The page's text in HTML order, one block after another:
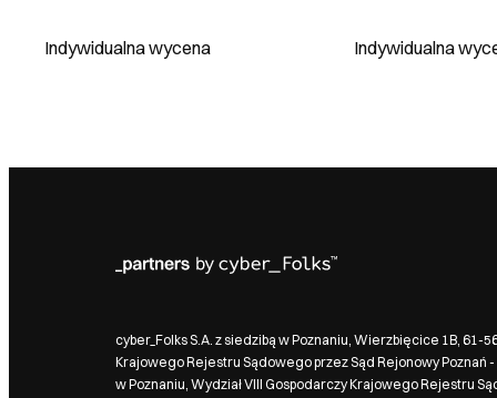
Indywidualna wycena Indywidualna
cyber_Folks S.A. z siedzibą w Poznaniu, Wierzbięcice 1B, 61-
Krajowego Rejestru Sądowego przez Sąd Rejonowy Poznań
w Poznaniu, Wydział VIII Gospodarczy Krajowego Rejestru